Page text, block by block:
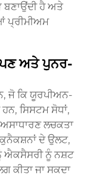
ਬਣਾਉਂਦੀ ਹੈ ਅਤੇ
ਪ੍ਰੀਮੀਅਮ
ਅਤੇ ਪੁਨਰ-
ਜੋ ਕਿ ਯੂਰਪੀਅਨ-
ਸਿਸਟਮ ਸੋਧਾਂ,
ਲਚਕਤਾ
ਦੇ ਉਲਟ,
ਐਕਸੈਸਰੀ ਨੂੰ ਨਸ਼ਟ
ਕੀਤਾ ਜਾ ਸਕਦਾ